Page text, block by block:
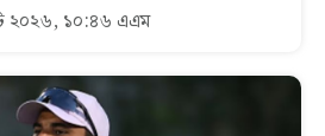
২০২৬, ১০:৪৬ এএম